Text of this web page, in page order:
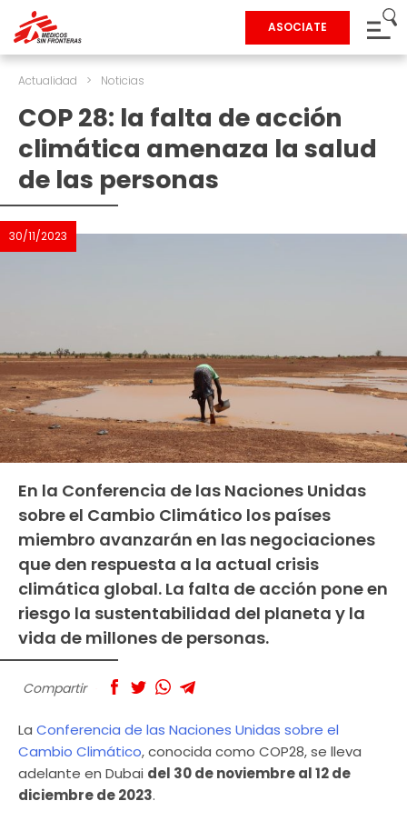
ASOCIATE
Actualidad > Noticias
COP 28: la falta de acción
climática amenaza la salud
de las personas
30/11/2023
En la Conferencia de las Naciones Unidas
sobre el Cambio Climático los países
miembro avanzarán en las negociaciones
que den respuesta a la actual crisis
climática global. La falta de acción pone en
riesgo la sustentabilidad del planeta y la
vida de millones de personas.
Compartir
La Conferencia de las Naciones Unidas sobre el
Cambio Climático, conocida como COP28, se lleva
adelante en Dubai del 30 de noviembre al 12 de
diciembre de 2023.